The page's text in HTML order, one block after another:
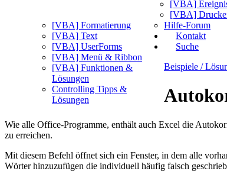
[VBA]
[VBA]
[VBA] Formatierung
[VBA] Text
[VBA] UserForms
[VBA] Menü & Ribbon
[VBA] Funktionen &
Lösungen
Controlling Tipps &
Lösungen
Hilfe-Forum
Kontakt
Suche
Beispiele /
Wie alle Office-Programme, enthält auch Excel die
zu erreichen.
Mit diesem Befehl öffnet sich ein Fenster, in dem alle
Wörter hinzuzufügen die individuell häufig falsch